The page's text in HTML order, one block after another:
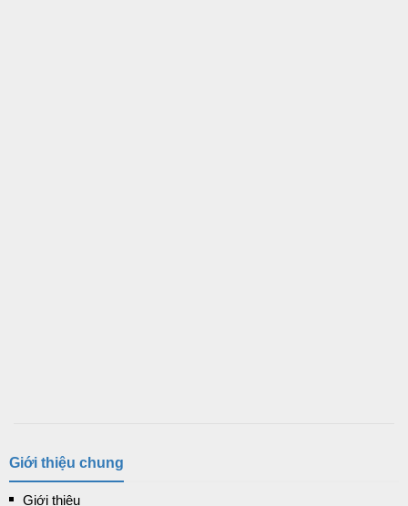
Giới thiệu chung
Giới thiệu